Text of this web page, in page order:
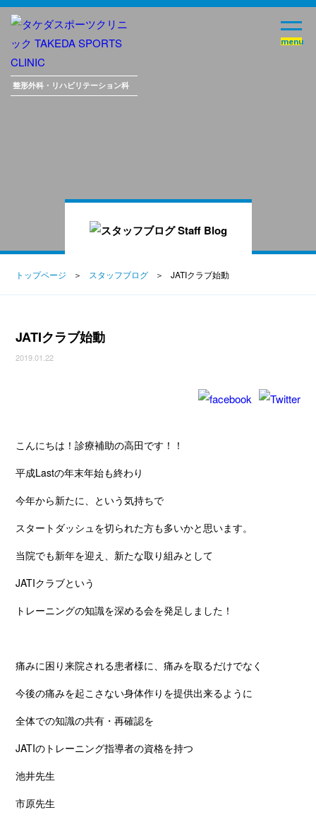
整形外科・ リハビリテーション科
トップページ スタッフブログ JATIクラブ始動
JATIクラブ始動
2019.01.22
こんにちは！診療補助の高田です！！
平成Lastの年末年始も終わり
今年から新たに、という気持ちで
スタートダッシュを切られた方も多いかと思います。
当院でも新年を迎え、新たな取り組みとして
JATIクラブという
トレーニングの知識を深める会を発足しました！
痛みに困り来院される患者様に、痛みを取るだけでなく
今後の痛みを起こさない身体作りを提供出来るように
全体での知識の共有・再確認を
JATIのトレーニング指導者の資格を持つ
池井先生
市原先生